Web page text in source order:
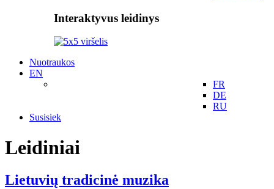
Interaktyvus leidinys
Nuotraukos
EN
FR
DE
RU
Susisiek
Leidiniai
Lietuvių tradicinė muzika